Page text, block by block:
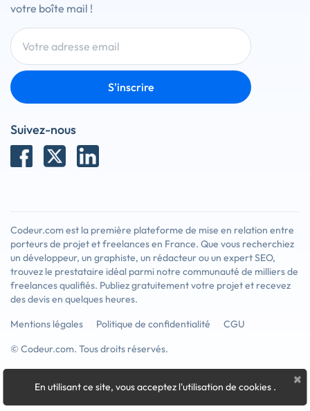
votre boîte mail !
S'inscrire
Suivez-nous
Codeur.com est la première plateforme de mise en relation entre
porteurs de projet et freelances en France. Que vous recherchiez
un développeur, un graphiste, un rédacteur ou un expert SEO,
trouvez le prestataire idéal parmi notre communauté de milliers de
freelances qualifiés. Publiez gratuitement votre projet et recevez
des devis en quelques heures.
Mentions légales
Politique de confidentialité
CGU
© Codeur.com. Tous droits réservés.
×
En utilisant ce site, vous acceptez l'utilisation de cookies .